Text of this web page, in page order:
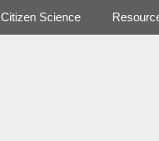
Citizen Science